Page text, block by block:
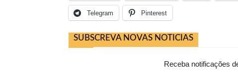
Telegram Pinterest
SUBSCREVA NOVAS NOTICIAS
Receba notificações